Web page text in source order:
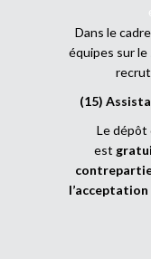
Dans le
équipes sur
(15)
Le dépôt
est
contrepartie